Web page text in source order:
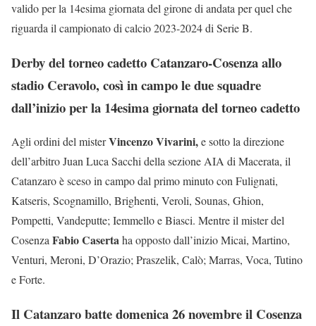
valido per la 14esima giornata del girone di andata per quel che
riguarda il campionato di calcio 2023-2024 di Serie B.
Derby del torneo cadetto Catanzaro-Cosenza allo
stadio Ceravolo, così in campo le due squadre
dall’inizio per la 14esima giornata del torneo cadetto
Agli ordini del misterVincenzo Vivarini,e sotto la direzione
dell’arbitro Juan Luca Sacchi della sezione AIA di Macerata, il
Catanzaro è sceso in campo dal primo minuto con Fulignati,
Katseris, Scognamillo, Brighenti, Veroli, Sounas, Ghion,
Pompetti, Vandeputte; Iemmello e Biasci. Mentre il mister del
CosenzaFabio Casertaha opposto dall’inizio Micai, Martino,
Venturi, Meroni, D’Orazio; Praszelik, Calò; Marras, Voca, Tutino
e Forte.
Il Catanzaro batte domenica 26 novembre il Cosenza